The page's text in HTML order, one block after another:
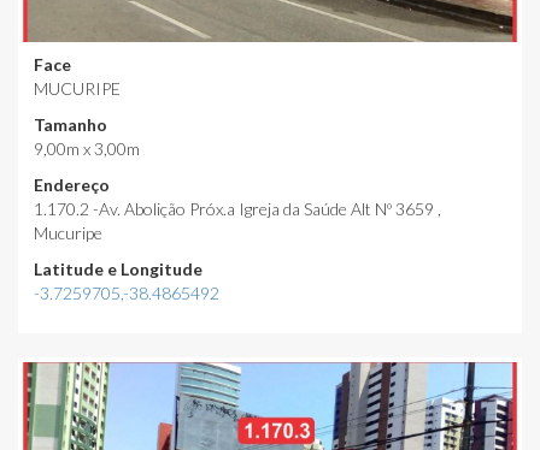
Face
MUCURIPE
Tamanho
9,00m x 3,00m
Endereço
1.170.2 -Av. Abolição Próx.a Igreja da Saúde Alt Nº 3659 ,
Mucuripe
Latitude e Longitude
-3.7259705,-38.4865492